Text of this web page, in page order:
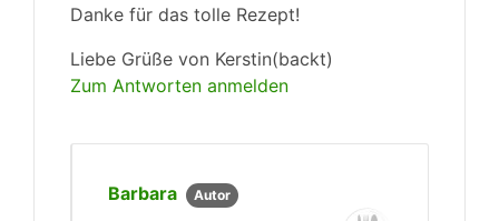
Danke für das tolle Rezept!
Liebe Grüße von Kerstin(backt)
Zum Antworten anmelden
Barbara Autor